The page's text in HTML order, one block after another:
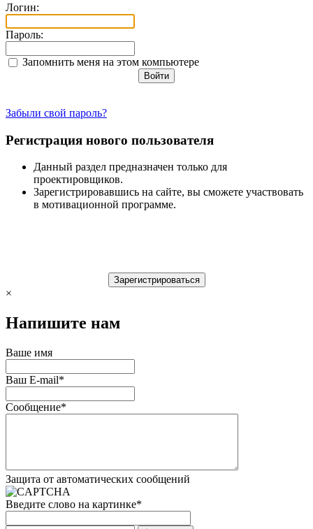
Логин:
Пароль:
Запомнить меня на этом компьютере
Забыли свой пароль?
Регистрация нового пользователя
Данный раздел предназначен только для
проектировщиков.
Зарегистрировавшись на сайте, вы сможете участвовать
в мотивационной программе.
×
Напишите нам
Ваше имя
Ваш E-mail*
Сообщение*
Защита от автоматических сообщений
Введите слово на картинке*